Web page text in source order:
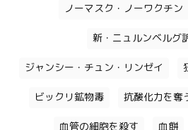
ノーマスク・ノーワクチン
新・ニュルンベルグ
ジャンシー・チュン・リンゼイ
ビックリ鉱物毒 抗酸化力を奪
血管の細胞を殺す 血餅